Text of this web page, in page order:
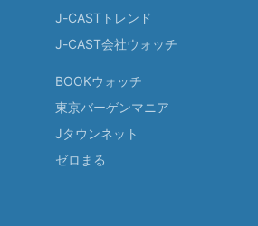
J-CASTトレンド
J-CAST会社ウォッチ
BOOKウォッチ
東京バーゲンマニア
Jタウンネット
ゼロまる